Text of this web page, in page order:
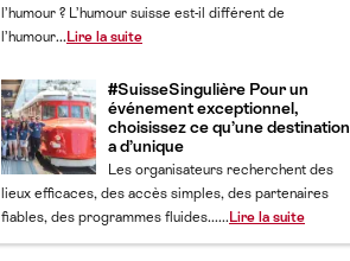
l’humour ? L’humour suisse est-il différent de
l’humour... Lire la suite
#SuisseSingulière Pour un
événement exceptionnel,
choisissez ce qu’une destination
a d’unique
Les organisateurs recherchent des
lieux efficaces, des accès simples, des partenaires
fiables, des programmes fluides...... Lire la suite